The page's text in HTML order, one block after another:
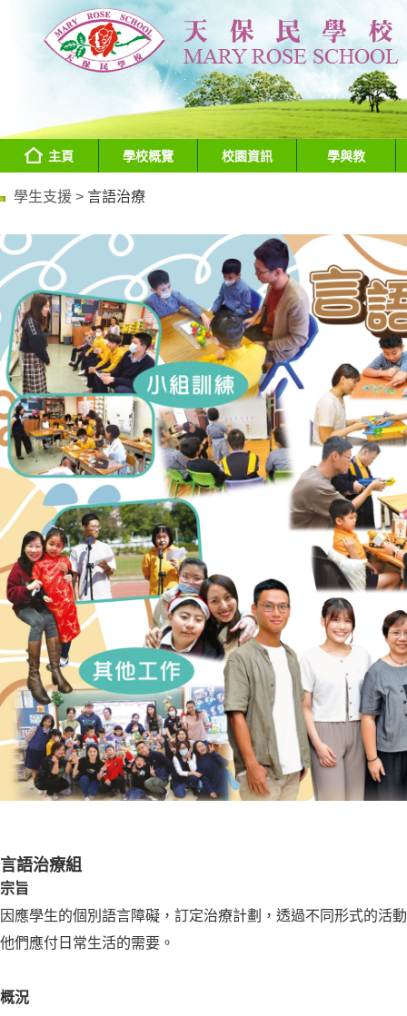
主頁 學校概覽 校園資訊 學與教
學生支援 > 言語治療
言語治療組
宗旨
因應學生的個別語言障礙，訂定治療計劃，透過不同形式的活
他們應付日常生活的需要。
概況